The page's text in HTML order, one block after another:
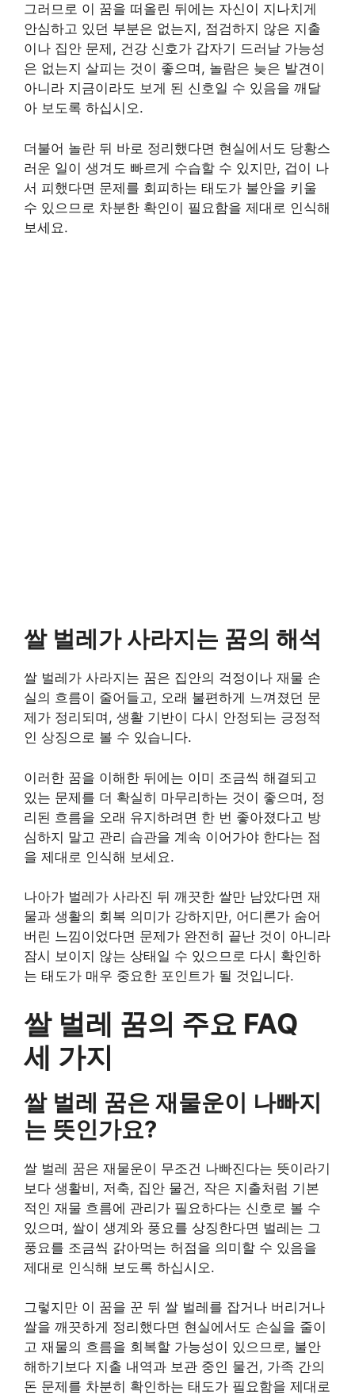
그러므로 이 꿈을 떠올린 뒤에는 자신이 지나치게
안심하고 있던 부분은 없는지, 점검하지 않은 지출
이나 집안 문제, 건강 신호가 갑자기 드러날 가능성
은 없는지 살피는 것이 좋으며, 놀람은 늦은 발견이
아니라 지금이라도 보게 된 신호일 수 있음을 깨달
아 보도록 하십시오.
더불어 놀란 뒤 바로 정리했다면 현실에서도 당황스
러운 일이 생겨도 빠르게 수습할 수 있지만, 겁이 나
서 피했다면 문제를 회피하는 태도가 불안을 키울
수 있으므로 차분한 확인이 필요함을 제대로 인식해
보세요.
쌀 벌레가 사라지는 꿈의 해석
쌀 벌레가 사라지는 꿈은 집안의 걱정이나 재물 손
실의 흐름이 줄어들고, 오래 불편하게 느껴졌던 문
제가 정리되며, 생활 기반이 다시 안정되는 긍정적
인 상징으로 볼 수 있습니다.
이러한 꿈을 이해한 뒤에는 이미 조금씩 해결되고
있는 문제를 더 확실히 마무리하는 것이 좋으며, 정
리된 흐름을 오래 유지하려면 한 번 좋아졌다고 방
심하지 말고 관리 습관을 계속 이어가야 한다는 점
을 제대로 인식해 보세요.
나아가 벌레가 사라진 뒤 깨끗한 쌀만 남았다면 재
물과 생활의 회복 의미가 강하지만, 어디론가 숨어
버린 느낌이었다면 문제가 완전히 끝난 것이 아니라
잠시 보이지 않는 상태일 수 있으므로 다시 확인하
는 태도가 매우 중요한 포인트가 될 것입니다.
쌀 벌레 꿈의 주요 FAQ
세 가지
쌀 벌레 꿈은 재물운이 나빠지
는 뜻인가요?
쌀 벌레 꿈은 재물운이 무조건 나빠진다는 뜻이라기
보다 생활비, 저축, 집안 물건, 작은 지출처럼 기본
적인 재물 흐름에 관리가 필요하다는 신호로 볼 수
있으며, 쌀이 생계와 풍요를 상징한다면 벌레는 그
풍요를 조금씩 갉아먹는 허점을 의미할 수 있음을
제대로 인식해 보도록 하십시오.
그렇지만 이 꿈을 꾼 뒤 쌀 벌레를 잡거나 버리거나
쌀을 깨끗하게 정리했다면 현실에서도 손실을 줄이
고 재물의 흐름을 회복할 가능성이 있으므로, 불안
해하기보다 지출 내역과 보관 중인 물건, 가족 간의
돈 문제를 차분히 확인하는 태도가 필요함을 제대로